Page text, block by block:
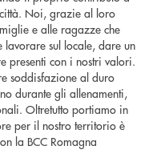
Noi, grazie al loro
e alle ragazze che
lavorare sul locale, dare un
presenti con i nostri valori.
soddisfazione al duro
durante gli allenamenti,
Oltretutto portiamo in
per il nostro territorio è
la BCC Romagna